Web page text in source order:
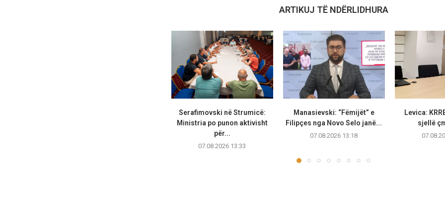
ARTIKUJ TË NDËRLIDHURA
Serafimovski në Strumicë:
Ministria po punon aktivisht
për...
07.08.2026 13:33
Manasievski: “Fëmijët” e
Filipçes nga Novo Selo janë...
07.08.2026 13:18
Levica:
sjellë